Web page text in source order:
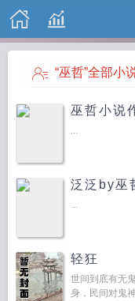
“巫哲”全部小
巫哲小说
...
泛泛by巫
...
轻狂
世间到底有无
身，民间对鬼